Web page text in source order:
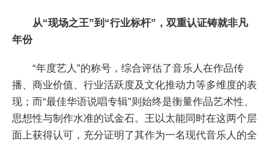
从“现场之王”到“行业标杆”，双重认证铸就非凡
年份
“年度艺人”的称号，综合评估了音乐人在作品传
播、商业价值、行业活跃度及文化推动力等多维度的表
现；而“最佳华语说唱专辑”则始终是衡量作品艺术性、
思想性与制作水准的试金石。王以太能同时在这两个层
面上获得认可，充分证明了其作为一名现代音乐人的全